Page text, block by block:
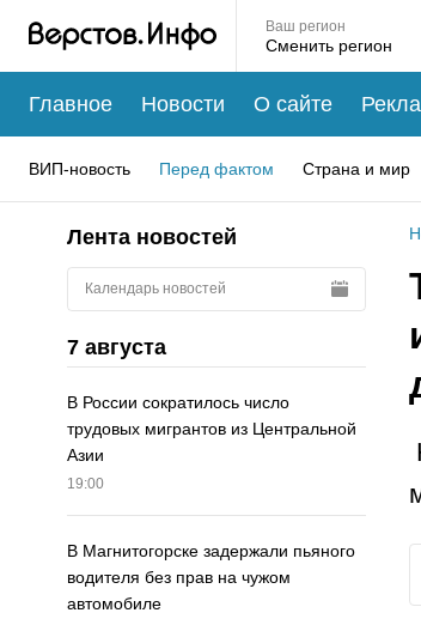
Ваш регион
Главное Новости О сайте
ВИП-новость Перед фактом Страна и мир
Лента новостей
Календарь новостей
7 августа
В России сократилось число
трудовых мигрантов из Центральной
Азии
19:00
В Магнитогорске задержали пьяного
водителя без прав на чужом
автомобиле